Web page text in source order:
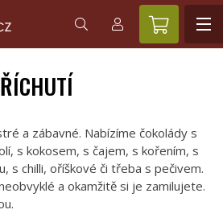
a zábavné. Nabízíme čokolády s
s kokosem, s čajem, s kořením, s
s chilli, oříškové či třeba s pečivem.
a okamžitě si je zamilujete.